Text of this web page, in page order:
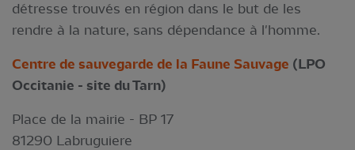
détresse trouvés en région dans le but de les
rendre à la nature, sans dépendance à l'homme.
Centre de sauvegarde de la Faune Sauvage (LPO
Occitanie - site du Tarn)
Place de la mairie - BP 17
81290 Labruguiere